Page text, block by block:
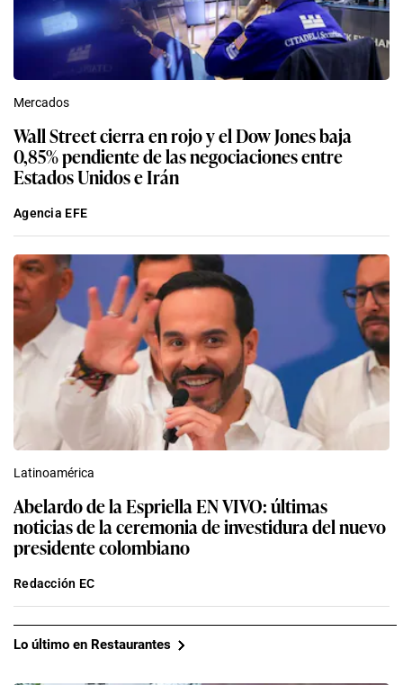
Mercados
Wall Street cierra en rojo y el Dow Jones baja
0,85% pendiente de las negociaciones entre
Estados Unidos e Irán
Agencia EFE
Latinoamérica
Abelardo de la Espriella EN VIVO: últimas
noticias de la ceremonia de investidura del nuevo
presidente colombiano
Redacción EC
Lo último en Restaurantes